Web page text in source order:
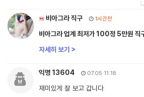
비아그라 직구 1시간전
비아그라 업계 최저가 100정 5만원 직
자세히 보기 >
익명 13604 07.05 11:18
재미있게 잘 보고 갑니다